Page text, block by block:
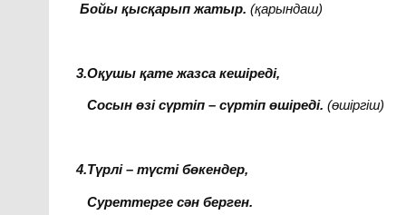
Бойы қысқарып жатыр.(қарындаш)
3.Оқушы қате жазса кешіреді,
Сосын өзі сүртіп – сүртіп өшіреді.(өшіргіш)
4.Түрлі – түсті бөкендер,
Суреттерге сән берген.